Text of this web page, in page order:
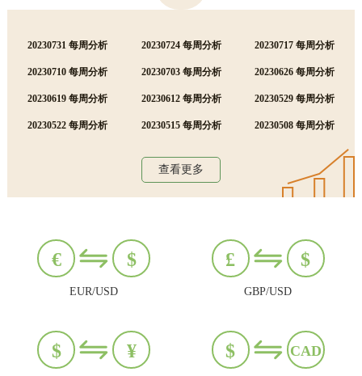
20230731 每周分析 20230724 每周分析 20230717 每周分析
20230710 每周分析 20230703 每周分析 20230626 每周分析
20230619 每周分析 20230612 每周分析 20230529 每周分析
20230522 每周分析 20230515 每周分析 20230508 每周分析
查看更多
€ $
EUR/USD
£ $
GBP/USD
$ ¥ $ CAD